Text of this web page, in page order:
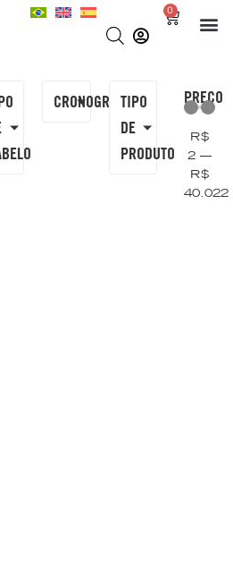
0
CRONOGRAMATIPO
DE
PRODUTO
PREÇO
R$
2 —
R$
40.022